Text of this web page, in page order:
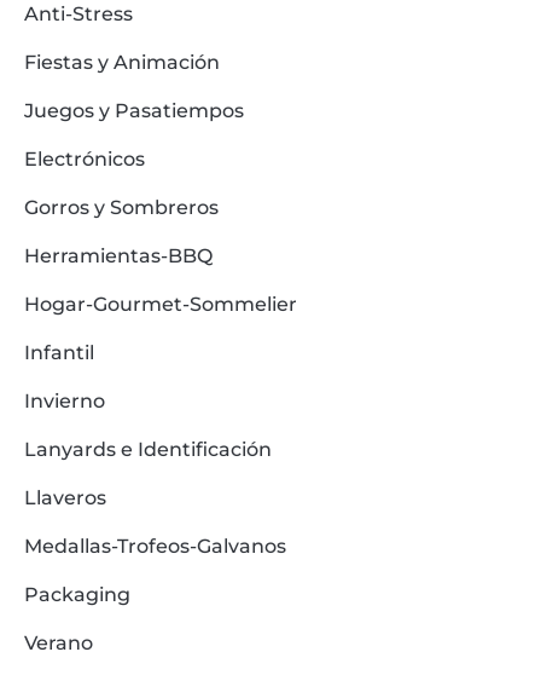
Anti-Stress
Fiestas y Animación
Juegos y Pasatiempos
Electrónicos
Gorros y Sombreros
Herramientas-BBQ
Hogar-Gourmet-Sommelier
Infantil
Invierno
Lanyards e Identificación
Llaveros
Medallas-Trofeos-Galvanos
Packaging
Verano